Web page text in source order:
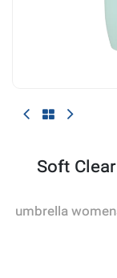
استیک ضد تعریق زنانه آمبرلا مدل Soft Clear
umbrella